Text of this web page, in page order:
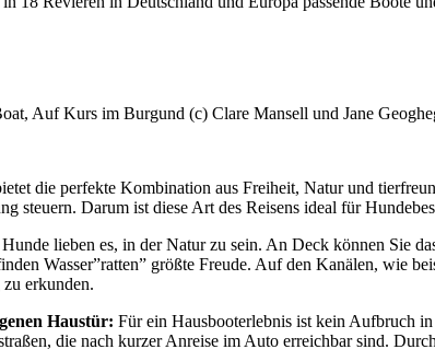
Auf Kurs im Burgund (c) Clare Mansell und Jane
die perfekte Kombination aus Freiheit, Natur und
steuern. Darum ist diese Art des Reisens ideal für
Hunde lieben es, in der Natur zu sein. An Deck können Sie
Wasser”ratten” größte Freude. Auf den Kanälen, wie
erkunden.
Haustür: Für ein Hausbooterlebnis ist kein Aufbruch
die nach kurzer Anreise im Auto erreichbar sind.